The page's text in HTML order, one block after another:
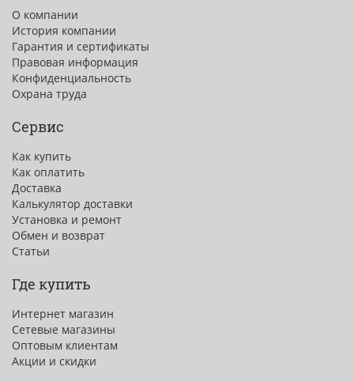
О компании
История компании
Гарантия и сертификаты
Правовая информация
Конфиденциальность
Охрана труда
Сервис
Как купить
Как оплатить
Доставка
Калькулятор доставки
Установка и ремонт
Обмен и возврат
Статьи
Где купить
Интернет магазин
Сетевые магазины
Оптовым клиентам
Акции и скидки